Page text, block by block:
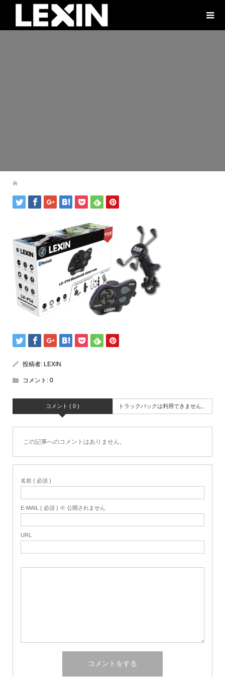
投稿者: LEXIN
コメント: 0
コメント ( 0 ) トラックバックは利用できません。
この記事へのコメントはありません。
名前 ( 必須 )
E-MAIL ( 必須 ) ※ 公開されません
URL